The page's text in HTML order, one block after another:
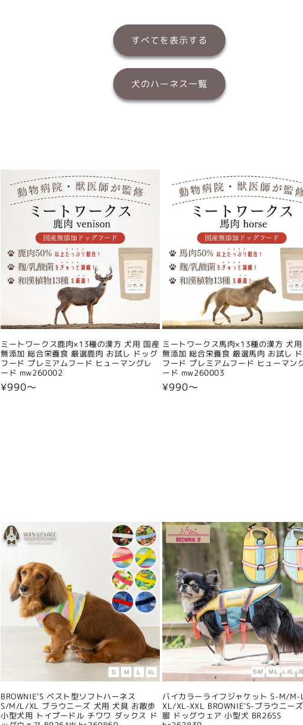
格
すべてを表示する
犬のハーネス一覧
ミートワークス鹿肉×13種の漢方 犬用 国産
無添加 総合栄養食 厳選鹿肉 お試し ドッグ
フード プレミアムフード ヒューマングレ
ード mw260002
通
¥990〜
ミートワークス馬肉×13種の漢方 犬
無添加 総合栄養食 厳選馬肉 お試し
フード プレミアムフード ヒューマン
ード mw260003
通
¥990〜
BROWNIE'S ベスト型ソフトハーネス
S/M/L/XL ブラウニーズ 犬用 犬具 お散歩
小型犬用 トイプードル チワワ ダックス ド
バイカラーライフジャケット S-M/
XL/XL-XXL BROWNIE'S-ブラウニー
服 ドッグウェア 小型犬 BR26SS